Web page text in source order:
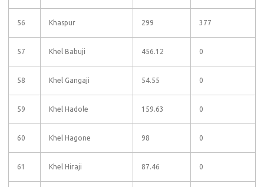
56 Khaspur 299 377
57 Khel Babuji 456.12 0
58 Khel Gangaji 54.55 0
59 Khel Hadole 159.63 0
60 Khel Hagone 98 0
61 Khel Hiraji 87.46 0